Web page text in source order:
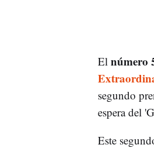
El número
segundo
espera del
Este